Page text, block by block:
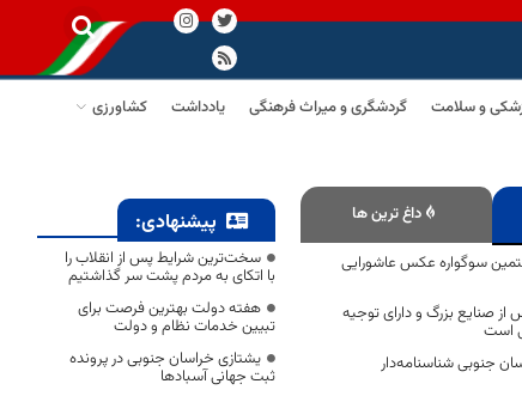
و سلامت گردشگری و میراث فرهنگی یادداشت
کشاورزی
داغ ترین ها
به هشتمین سوگواره عکس عاشورایی
از صنایع بزرگ و دارای توجیه
است
جنوبی شناسنامه‌دار
پیشنهادی:
سخت‌ترین شرایط پس از انقلاب را
با اتکای به مردم پشت سر گذاشتیم
هفته دولت بهترین فرصت برای
تبیین خدمات نظام و دولت
یشتازی خراسان جنوبی در پرونده
ثبت جهانی آسبادها